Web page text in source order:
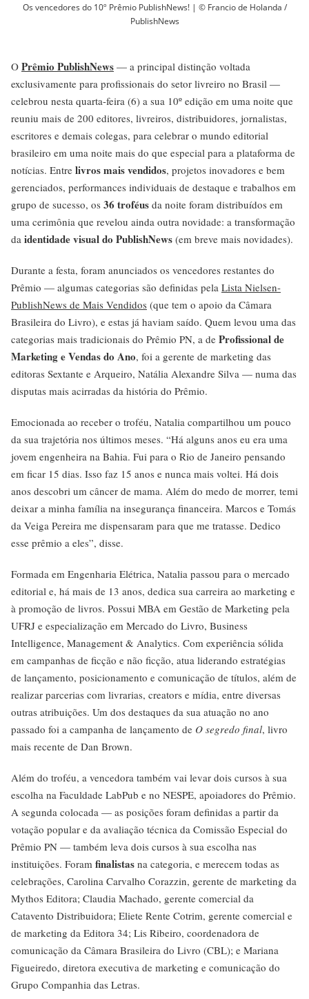
Os vencedores do 10º Prêmio PublishNews! | © Francio de Holanda /
PublishNews
O Prêmio PublishNews — a principal distinção voltada
exclusivamente para profissionais do setor livreiro no Brasil —
celebrou nesta quarta-feira (6) a sua 10º edição em uma noite que
reuniu mais de 200 editores, livreiros, distribuidores, jornalistas,
escritores e demais colegas, para celebrar o mundo editorial
brasileiro em uma noite mais do que especial para a plataforma de
notícias. Entre livros mais vendidos, projetos inovadores e bem
gerenciados, performances individuais de destaque e trabalhos em
grupo de sucesso, os 36 troféus da noite foram distribuídos em
uma cerimônia que revelou ainda outra novidade: a transformação
da identidade visual do PublishNews (em breve mais novidades).
Durante a festa, foram anunciados os vencedores restantes do
Prêmio — algumas categorias são definidas pela Lista Nielsen-
PublishNews de Mais Vendidos (que tem o apoio da Câmara
Brasileira do Livro), e estas já haviam saído. Quem levou uma das
categorias mais tradicionais do Prêmio PN, a de Profissional de
Marketing e Vendas do Ano, foi a gerente de marketing das
editoras Sextante e Arqueiro, Natália Alexandre Silva — numa das
disputas mais acirradas da história do Prêmio.
Emocionada ao receber o troféu, Natalia compartilhou um pouco
da sua trajetória nos últimos meses. “Há alguns anos eu era uma
jovem engenheira na Bahia. Fui para o Rio de Janeiro pensando
em ficar 15 dias. Isso faz 15 anos e nunca mais voltei. Há dois
anos descobri um câncer de mama. Além do medo de morrer, temi
deixar a minha família na insegurança financeira. Marcos e Tomás
da Veiga Pereira me dispensaram para que me tratasse. Dedico
esse prêmio a eles”, disse.
Formada em Engenharia Elétrica, Natalia passou para o mercado
editorial e, há mais de 13 anos, dedica sua carreira ao marketing e
à promoção de livros. Possui MBA em Gestão de Marketing pela
UFRJ e especialização em Mercado do Livro, Business
Intelligence, Management & Analytics. Com experiência sólida
em campanhas de ficção e não ficção, atua liderando estratégias
de lançamento, posicionamento e comunicação de títulos, além de
realizar parcerias com livrarias, creators e mídia, entre diversas
outras atribuições. Um dos destaques da sua atuação no ano
passado foi a campanha de lançamento de O segredo final, livro
mais recente de Dan Brown.
Além do troféu, a vencedora também vai levar dois cursos à sua
escolha na Faculdade LabPub e no NESPE, apoiadores do Prêmio.
A segunda colocada — as posições foram definidas a partir da
votação popular e da avaliação técnica da Comissão Especial do
Prêmio PN — também leva dois cursos à sua escolha nas
instituições. Foram finalistas na categoria, e merecem todas as
celebrações, Carolina Carvalho Corazzin, gerente de marketing da
Mythos Editora; Claudia Machado, gerente comercial da
Catavento Distribuidora; Eliete Rente Cotrim, gerente comercial e
de marketing da Editora 34; Lis Ribeiro, coordenadora de
comunicação da Câmara Brasileira do Livro (CBL); e Mariana
Figueiredo, diretora executiva de marketing e comunicação do
Grupo Companhia das Letras.